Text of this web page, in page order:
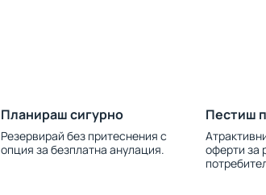
Планираш сигурно
Резервирай без притеснения с
опция за безплатна анулация.
Пестиш
оферти за